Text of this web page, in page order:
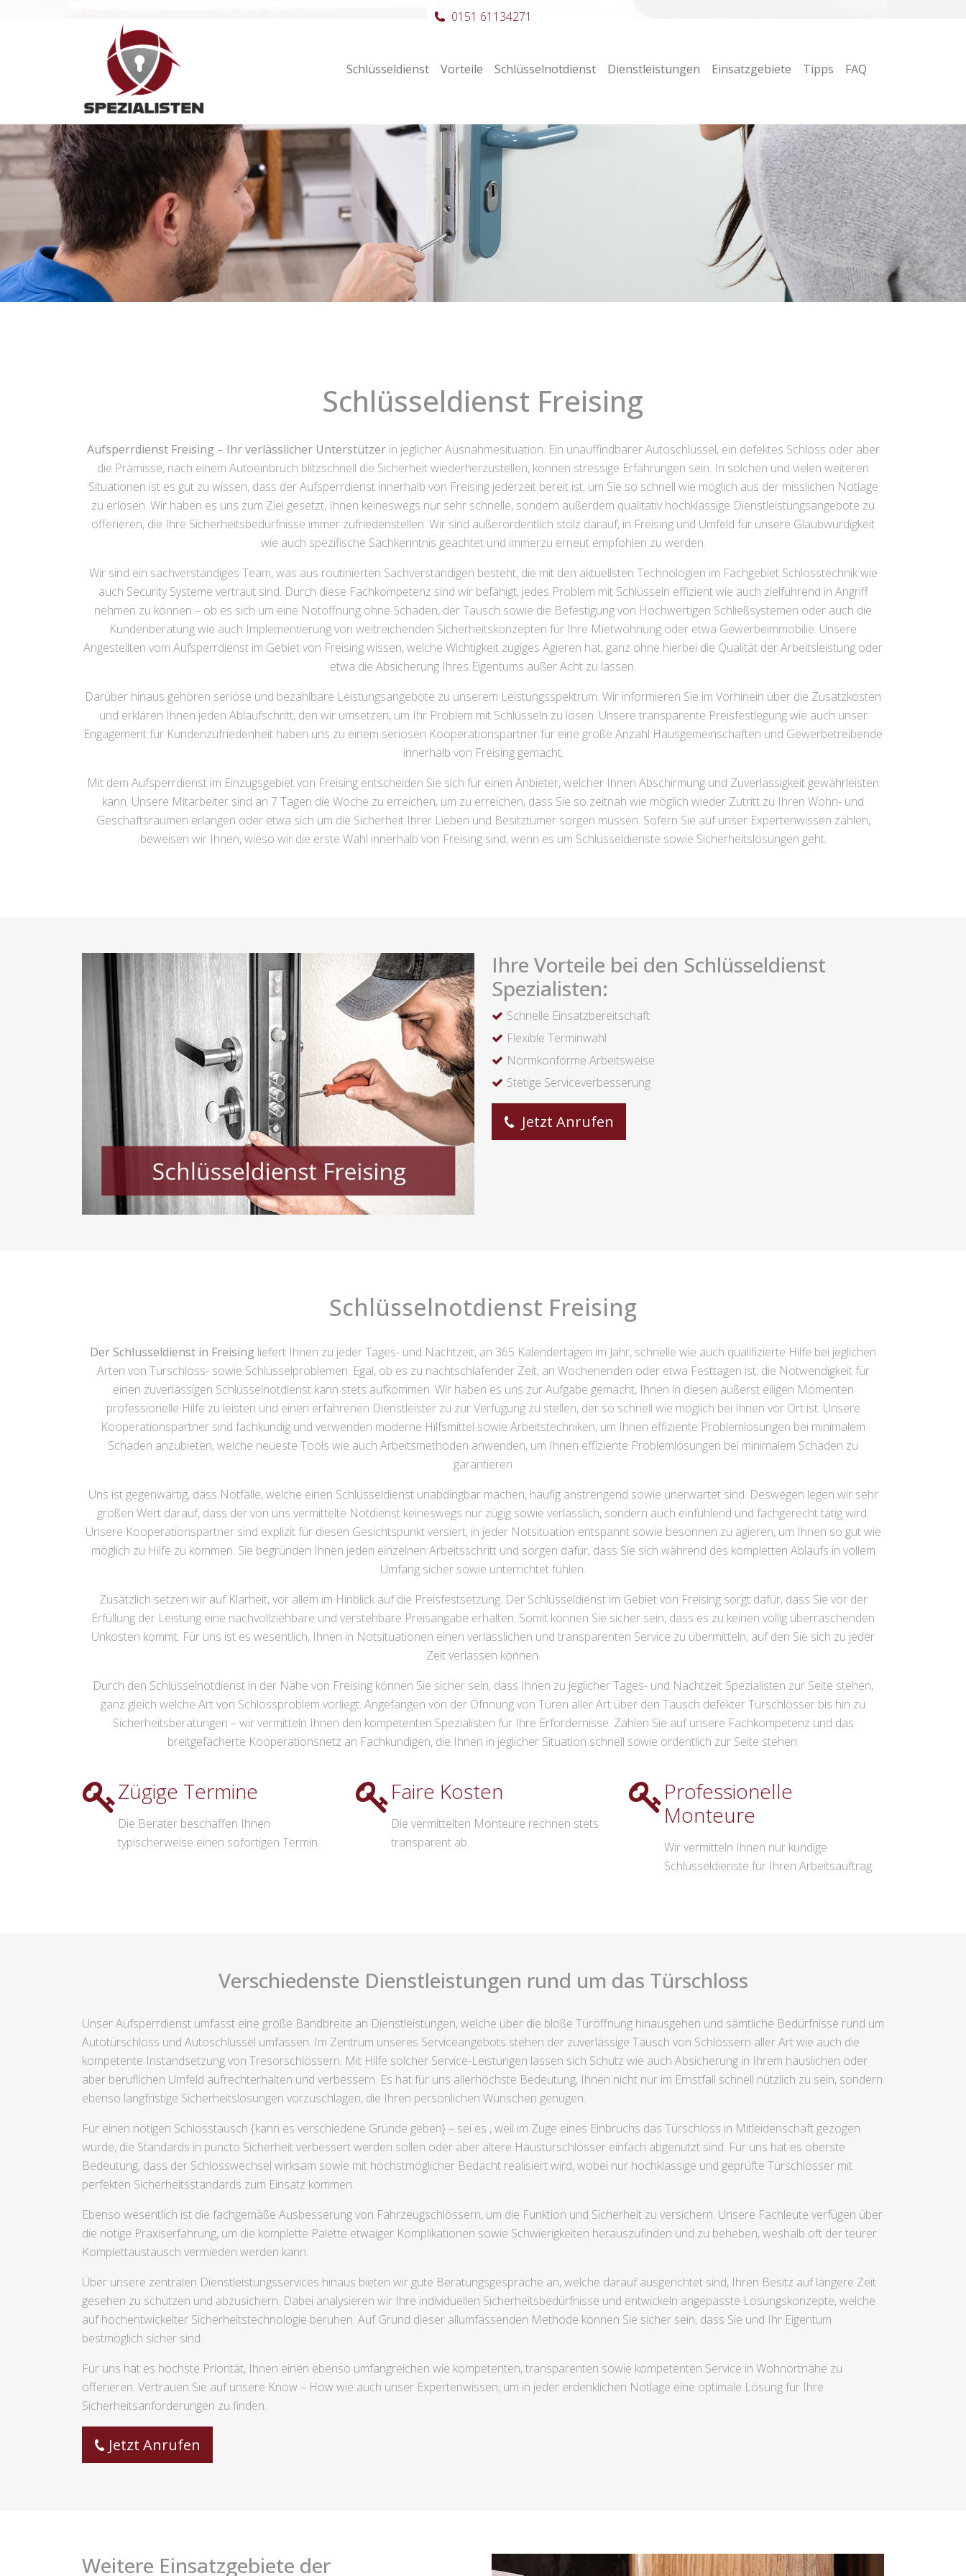
Hauptnavigation Schlüsseldienst Vorteile Schlüsselnotdienst Dienstleistungen Einsatzgebiete Tipps FAQ
0151 61134271
Schlüsseldienst Freising
Aufsperrdienst Freising – Ihr verlässlicher Unterstützerin jeglicher Ausnahmesituation. Ein unauffindbarer Autoschlüssel, ein defektes Schloss oder aber
die Prämisse, nach einem Autoeinbruch blitzschnell die Sicherheit wiederherzustellen, können stressige Erfahrungen sein. In solchen und vielen weiteren
Situationen ist es gut zu wissen, dass der Aufsperrdienst innerhalb von Freising jederzeit bereit ist, um Sie so schnell wie möglich aus der misslichen Notlage
zu erlösen. Wir haben es uns zum Ziel gesetzt, Ihnen keineswegs nur sehr schnelle, sondern außerdem qualitativ hochklassige Dienstleistungsangebote zu
offerieren, die Ihre Sicherheitsbedürfnisse immer zufriedenstellen. Wir sind außerordentlich stolz darauf, in Freising und Umfeld für unsere Glaubwürdigkeit
wie auch spezifische Sachkenntnis geachtet und immerzu erneut empfohlen zu werden.
Wir sind ein sachverständiges Team, was aus routinierten Sachverständigen besteht, die mit den aktuellsten Technologien im Fachgebiet Schlosstechnik wie
auch Security Systeme vertraut sind. Durch diese Fachkompetenz sind wir befähigt, jedes Problem mit Schlüsseln effizient wie auch zielführend in Angriff
nehmen zu können – ob es sich um eine Notöffnung ohne Schaden, der Tausch sowie die Befestigung von Hochwertigen Schließsystemen oder auch die
Kundenberatung wie auch Implementierung von weitreichenden Sicherheitskonzepten für Ihre Mietwohnung oder etwa Gewerbeimmobilie. Unsere
Angestellten vom Aufsperrdienst im Gebiet von Freising wissen, welche Wichtigkeit zügiges Agieren hat, ganz ohne hierbei die Qualität der Arbeitsleistung oder
etwa die Absicherung Ihres Eigentums außer Acht zu lassen.
Darüber hinaus gehören seriöse und bezahlbare Leistungsangebote zu unserem Leistungsspektrum. Wir informieren Sie im Vorhinein über die Zusatzkosten
und erklären Ihnen jeden Ablaufschritt, den wir umsetzen, um Ihr Problem mit Schlüsseln zu lösen. Unsere transparente Preisfestlegung wie auch unser
Engagement für Kundenzufriedenheit haben uns zu einem seriösen Kooperationspartner für eine große Anzahl Hausgemeinschaften und Gewerbetreibende
innerhalb von Freising gemacht.
Mit dem Aufsperrdienst im Einzugsgebiet von Freising entscheiden Sie sich für einen Anbieter, welcher Ihnen Abschirmung und Zuverlässigkeit gewährleisten
kann. Unsere Mitarbeiter sind an 7 Tagen die Woche zu erreichen, um zu erreichen, dass Sie so zeitnah wie möglich wieder Zutritt zu Ihren Wohn- und
Geschäftsräumen erlangen oder etwa sich um die Sicherheit Ihrer Lieben und Besitztümer sorgen müssen. Sofern Sie auf unser Expertenwissen zählen,
beweisen wir Ihnen, wieso wir die erste Wahl innerhalb von Freising sind, wenn es um Schlüsseldienste sowie Sicherheitslösungen geht.
Ihre Vorteile bei den Schlüsseldienst
Spezialisten:
Schnelle Einsatzbereitschaft
Flexible Terminwahl
Normkonforme Arbeitsweise
Stetige Serviceverbesserung
Jetzt Anrufen
Schlüsselnotdienst Freising
Der Schlüsseldienst in Freising liefert Ihnen zu jeder Tages- und Nachtzeit, an 365 Kalendertagen im Jahr, schnelle wie auch qualifizierte Hilfe bei jeglichen
Arten von Türschloss- sowie Schlüsselproblemen. Egal, ob es zu nachtschlafender Zeit, an Wochenenden oder etwa Festtagen ist: die Notwendigkeit für
einen zuverlässigen Schlüsselnotdienst kann stets aufkommen. Wir haben es uns zur Aufgabe gemacht, Ihnen in diesen äußerst eiligen Momenten
professionelle Hilfe zu leisten und einen erfahrenen Dienstleister zu zur Verfügung zu stellen, der so schnell wie möglich bei Ihnen vor Ort ist. Unsere
Kooperationspartner sind fachkundig und verwenden moderne Hilfsmittel sowie Arbeitstechniken, um Ihnen effiziente Problemlösungen bei minimalem
Schaden anzubieten, welche neueste Tools wie auch Arbeitsmethoden anwenden, um Ihnen effiziente Problemlösungen bei minimalem Schaden zu
garantieren
Uns ist gegenwärtig, dass Notfälle, welche einen Schlüsseldienst unabdingbar machen, häufig anstrengend sowie unerwartet sind. Deswegen legen wir sehr
großen Wert darauf, dass der von uns vermittelte Notdienst keineswegs nur zügig sowie verlässlich, sondern auch einfühlend und fachgerecht tätig wird.
Unsere Kooperationspartner sind explizit für diesen Gesichtspunkt versiert, in jeder Notsituation entspannt sowie besonnen zu agieren, um Ihnen so gut wie
möglich zu Hilfe zu kommen. Sie begründen Ihnen jeden einzelnen Arbeitsschritt und sorgen dafür, dass Sie sich während des kompletten Ablaufs in vollem
Umfang sicher sowie unterrichtet fühlen.
Zusätzlich setzen wir auf Klarheit, vor allem im Hinblick auf die Preisfestsetzung. Der Schlüsseldienst im Gebiet von Freising sorgt dafür, dass Sie vor der
Erfüllung der Leistung eine nachvollziehbare und verstehbare Preisangabe erhalten. Somit können Sie sicher sein, dass es zu keinen völlig überraschenden
Unkosten kommt. Für uns ist es wesentlich, Ihnen in Notsituationen einen verlässlichen und transparenten Service zu übermitteln, auf den Sie sich zu jeder
Zeit verlassen können.
Durch den Schlüsselnotdienst in der Nähe von Freising können Sie sicher sein, dass Ihnen zu jeglicher Tages- und Nachtzeit Spezialisten zur Seite stehen,
ganz gleich welche Art von Schlossproblem vorliegt. Angefangen von der Öfnnung von Türen aller Art über den Tausch defekter Türschlösser bis hin zu
Sicherheitsberatungen – wir vermitteln Ihnen den kompetenten Spezialisten für Ihre Erfordernisse. Zählen Sie auf unsere Fachkompetenz und das
breitgefächerte Kooperationsnetz an Fachkundigen, die Ihnen in jeglicher Situation schnell sowie ordentlich zur Seite stehen.
Zügige Termine
Die Berater beschaffen Ihnen
typischerweise einen sofortigen Termin.
Faire Kosten
Die vermittelten Monteure rechnen stets
transparent ab.
Professionelle
Monteure
Wir vermitteln Ihnen nur kundige
Schlüsseldienste für Ihren Arbeitsauftrag.
Verschiedenste Dienstleistungen rund um das Türschloss
Unser Aufsperrdienst umfasst eine große Bandbreite an Dienstleistungen, welche über die bloße Türöffnung hinausgehen und sämtliche Bedürfnisse rund um
Autotürschloss und Autoschlüssel umfassen. Im Zentrum unseres Serviceangebots stehen der zuverlässige Tausch von Schlössern aller Art wie auch die
kompetente Instandsetzung von Tresorschlössern. Mit Hilfe solcher Service-Leistungen lassen sich Schutz wie auch Absicherung in Ihrem häuslichen oder
aber beruflichen Umfeld aufrechterhalten und verbessern. Es hat für uns allerhöchste Bedeutung, Ihnen nicht nur im Ernstfall schnell nützlich zu sein, sondern
ebenso langfristige Sicherheitslösungen vorzuschlagen, die Ihren persönlichen Wünschen genügen.
Für einen nötigen Schlosstausch {kann es verschiedene Gründe geben} – sei es , weil im Zuge eines Einbruchs das Türschloss in Mitleidenschaft gezogen
wurde, die Standards in puncto Sicherheit verbessert werden sollen oder aber ältere Haustürschlösser einfach abgenutzt sind. Für uns hat es oberste
Bedeutung, dass der Schlosswechsel wirksam sowie mit höchstmöglicher Bedacht realisiert wird, wobei nur hochklassige und geprüfte Türschlösser mit
perfekten Sicherheitsstandards zum Einsatz kommen.
Ebenso wesentlich ist die fachgemäße Ausbesserung von Fahrzeugschlössern, um die Funktion und Sicherheit zu versichern. Unsere Fachleute verfügen über
die nötige Praxiserfahrung, um die komplette Palette etwaiger Komplikationen sowie Schwierigkeiten herauszufinden und zu beheben, weshalb oft der teurer
Komplettaustausch vermieden werden kann.
Über unsere zentralen Dienstleistungsservices hinaus bieten wir gute Beratungsgespräche an, welche darauf ausgerichtet sind, Ihren Besitz auf längere Zeit
gesehen zu schützen und abzusichern. Dabei analysieren wir Ihre individuellen Sicherheitsbedürfnisse und entwickeln angepasste Lösungskonzepte, welche
auf hochentwickelter Sicherheitstechnologie beruhen. Auf Grund dieser allumfassenden Methode können Sie sicher sein, dass Sie und Ihr Eigentum
bestmöglich sicher sind.
Für uns hat es höchste Priorität, Ihnen einen ebenso umfangreichen wie kompetenten, transparenten sowie kompetenten Service in Wohnortnähe zu
offerieren. Vertrauen Sie auf unsere Know – How wie auch unser Expertenwissen, um in jeder erdenklichen Notlage eine optimale Lösung für Ihre
Sicherheitsanforderungen zu finden.
Jetzt Anrufen
Weitere Einsatzgebiete der